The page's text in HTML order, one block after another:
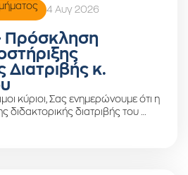
4 Αυγ 2026
Πρόσκληση
Διατριβής κ.
κύριοι, Σας ενημερώνουμε ότι η
διδακτορικής διατριβής του …